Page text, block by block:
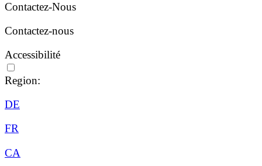
Contactez-Nous​
Contactez-nous
Accessibilité
Region:
DE
FR
CA